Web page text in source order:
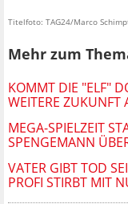
Titelfoto: TAG24/Marco
Mehr zum
KOMMT DIE "ELF"
WEITERE ZUKUNFT
MEGA-SPIELZEIT
SPENGEMANN
VATER GIBT TOD
PROFI STIRBT MIT